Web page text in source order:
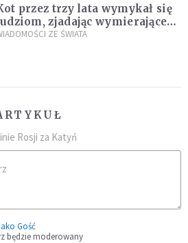
przez trzy lata wymykał się
zjadając wymierające
W końcu popełnił
ZE ŚWIATA
Rosji za Katyń
Gość
będzie moderowany